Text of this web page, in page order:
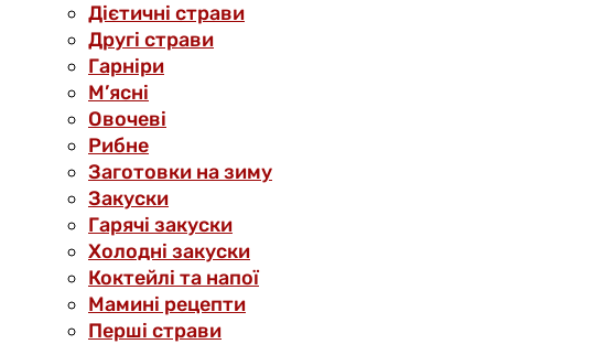
Дієтичні страви
Другі страви
Гарніри
М’ясні
Овочеві
Рибне
Заготовки на зиму
Закуски
Гарячі закуски
Холодні закуски
Коктейлі та напої
Мамині рецепти
Перші страви